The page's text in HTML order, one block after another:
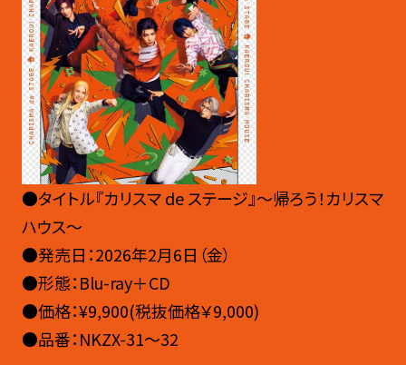
●タイトル『カリスマ de ステージ』〜帰ろう！カリスマ
ハウス〜
●発売日：2026年2月6日（金）
●形態：Blu-ray＋CD
●価格：¥9,900(税抜価格￥9,000)
●品番：NKZX-31～32